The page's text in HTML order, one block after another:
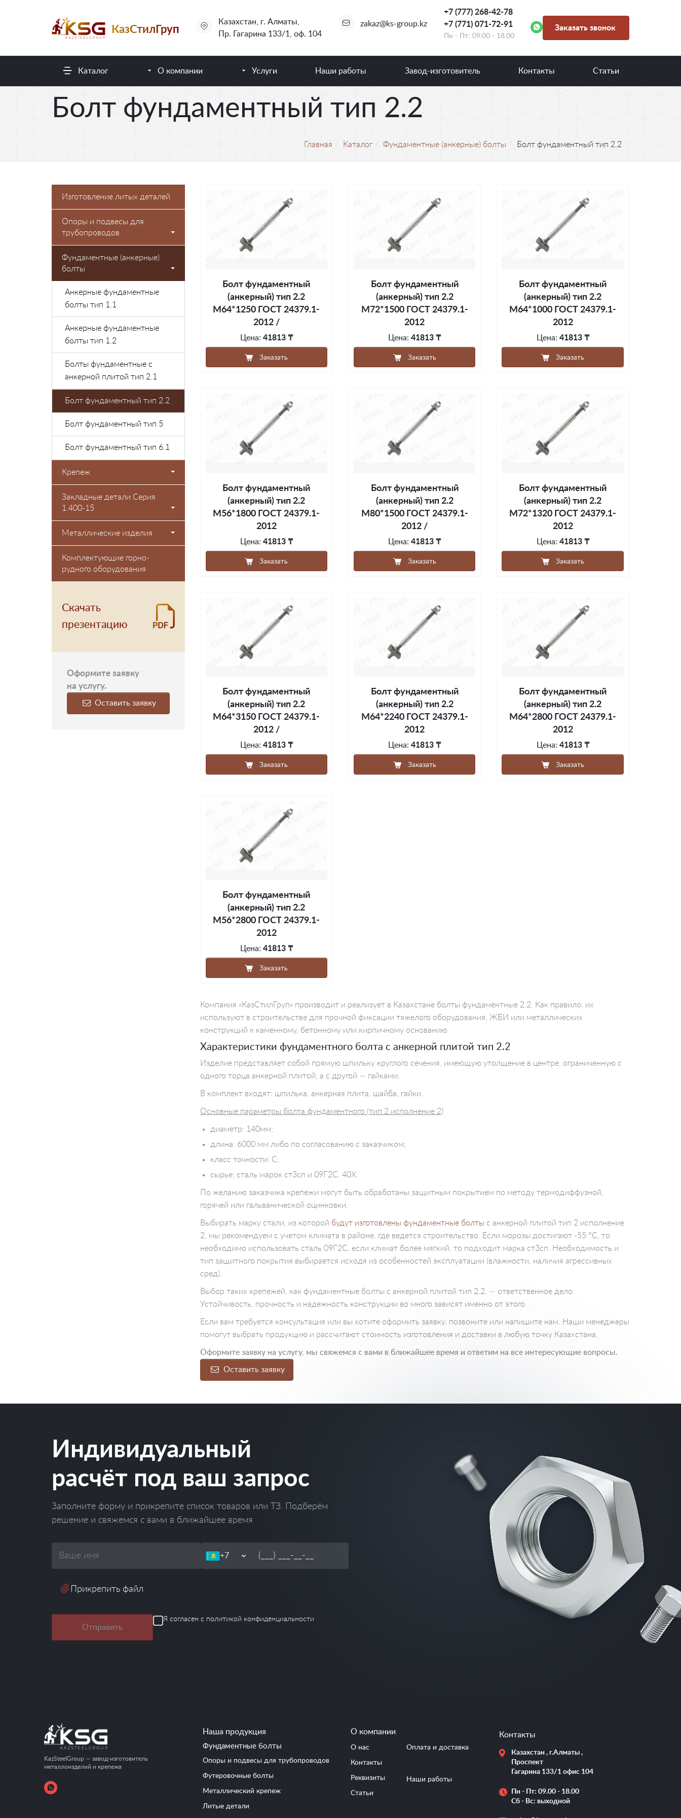
КазСтилГруп
Казахстан г. Алматы
Пр. Гагарина 133/1, оф. 104
zakaz@ks-group.kz
+7 (777) 268-42-78
+7 (771) 071-72-91
Пн - Пт: 09.00 - 18.00
Заказать звонок
Каталог О компании Услуги Наши работы Завод-изготовитель Контакты Статьи
Болт фундаментный тип 2.2
Главная Каталог Фундаментные (анкерные) болты Болт фундаментный тип 2.2
Изготовление литых деталей
Опоры и подвесы для
трубопроводов
Фундаментные (анкерные)
болты
Анкерные фундаментные
болты тип 1.1
Анкерные фундаментные
болты тип 1.2
Болты фундаментные с
анкерной плитой тип 2.1
Болт фундаментный тип 2.2
Болт фундаментный тип 5
Болт фундаментный тип 6.1
Крепеж
Закладные детали Серия
1.400-15
Металлические изделия
Комплектующие горно-
рудного оборудования
Скачать
презентацию
Оформите заявку
на услугу.
Оставить заявку
Болт фундаментный
(анкерный) тип 2.2
М64*1250 ГОСТ 24379.1-
2012 /
Цена: 41813 ₸
Заказать
Болт фундаментный
(анкерный) тип 2.2
М72*1500 ГОСТ 24379.1-
2012
Цена: 41813 ₸
Заказать
Болт фундаментный
(анкерный) тип 2.2
М64*1000 ГОСТ 24379.1-
2012
Цена: 41813 ₸
Заказать
Болт фундаментный
(анкерный) тип 2.2
М56*1800 ГОСТ 24379.1-
2012
Цена: 41813 ₸
Заказать
Болт фундаментный
(анкерный) тип 2.2
М80*1500 ГОСТ 24379.1-
2012 /
Цена: 41813 ₸
Заказать
Болт фундаментный
(анкерный) тип 2.2
М72*1320 ГОСТ 24379.1-
2012
Цена: 41813 ₸
Заказать
Болт фундаментный
(анкерный) тип 2.2
М64*3150 ГОСТ 24379.1-
2012 /
Цена: 41813 ₸
Заказать
Болт фундаментный
(анкерный) тип 2.2
М64*2240 ГОСТ 24379.1-
2012
Цена: 41813 ₸
Заказать
Болт фундаментный
(анкерный) тип 2.2
М64*2800 ГОСТ 24379.1-
2012
Цена: 41813 ₸
Заказать
Болт фундаментный
(анкерный) тип 2.2
М56*2800 ГОСТ 24379.1-
2012
Цена: 41813 ₸
Заказать
Компания «КазСтилГруп» производит и реализует в Казахстане болты фундаментные 2.2. Как правило, их
используют в строительстве для прочной фиксации тяжелого оборудования, ЖБИ или металлических
конструкций к каменному, бетонному или кирпичному основанию.
Характеристики фундаментного болта с анкерной плитой тип 2.2
Изделие представляет собой прямую шпильку круглого сечения, имеющую утолщение в центре, ограниченную с
одного торца анкерной плитой, а с другой — гайками.
В комплект входят: шпилька, анкерная плита, шайба, гайки.
Основные параметры болта фундаментного (тип 2 исполнение 2)
диаметр: 140мм;
длина: 6000 мм либо по согласованию с заказчиком;
класс точности: С;
сырье: сталь марок ст3сп и 09Г2С, 40Х.
По желанию заказчика крепежи могут быть обработаны защитным покрытием по методу термодиффузной,
горячей или гальванической оцинковки.
Выбирать марку стали, из которой будут изготовлены фундаментные болты с анкерной плитой тип 2 исполнение
2, мы рекомендуем с учетом климата в районе, где ведется строительство. Если морозы достигают -55 °С, то
необходимо использовать сталь 09Г2С, если климат более мягкий, то подходит марка ст3сп. Необходимость и
тип защитного покрытия выбирается исходя из особенностей эксплуатации (влажности, наличия агрессивных
сред).
Выбор таких крепежей, как фундаментные болты с анкерной плитой тип 2.2, — ответственное дело.
Устойчивость, прочность и надежность конструкции во много зависят именно от этого.
Если вам требуется консультация или вы хотите оформить заявку, позвоните или напишите нам. Наши менеджеры
помогут выбрать продукцию и рассчитают стоимость изготовления и доставки в любую точку Казахстана.
Оформите заявку на услугу, мы свяжемся с вами в ближайшее время и ответим на все интересующие вопросы.
Оставить заявку
Индивидуальный
расчёт под ваш запрос
Заполните форму и прикрепите список товаров или ТЗ. Подберём
решение и свяжемся с вами в ближайшее время
Прикрепить файл
Отправить
Я согласен с политикой конфиденциальности
KazSteelGroup — завод-изготовитель
металлоизделий и крепежа
Наша продукция
Фундаментные болты
Опоры и подвесы для трубопроводов
Футеровочные болты
Металлический крепеж
Литые детали
О компании
О нас
Контакты
Реквизиты
Статьи
Оплата и доставка
Наши работы
Контакты
Казахстан , г.Алматы ,
Проспект
Гагарина 133/1 офис 104
Пн - Пт: 09.00 - 18.00
Сб - Вс: выходной